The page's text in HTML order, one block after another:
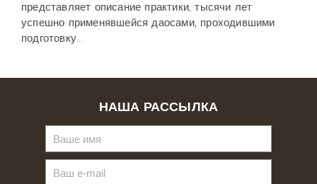
представляет описание практики, тысячи лет
успешно применявшейся даосами, проходившими
подготовку...
НАША РАССЫЛКА